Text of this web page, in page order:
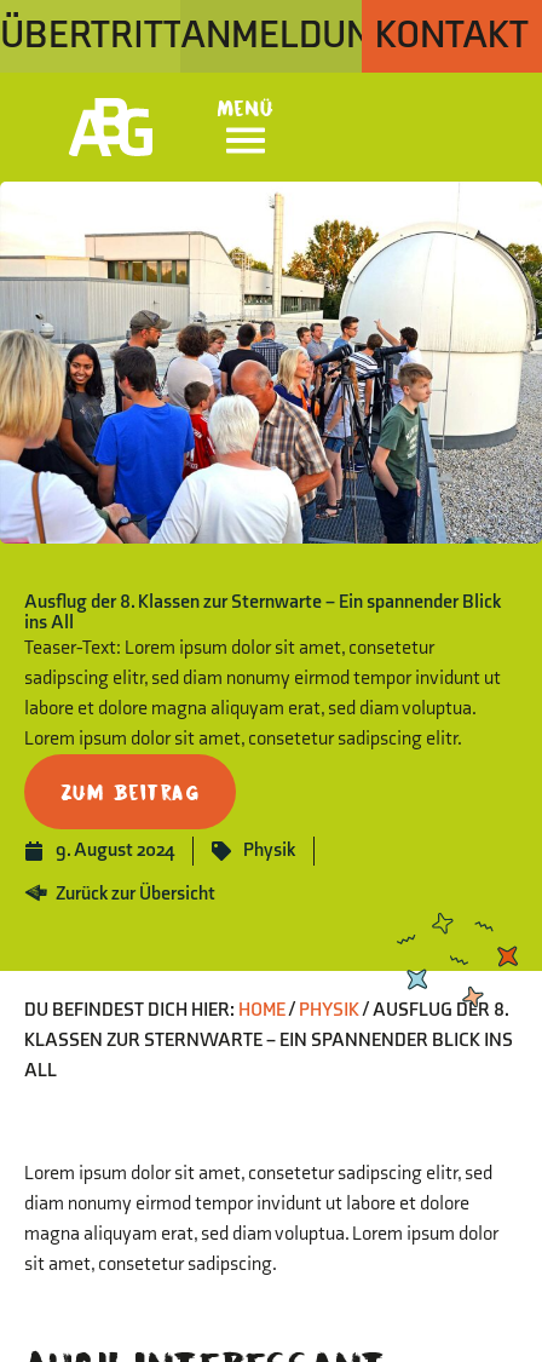
ÜBERTRITTANMELDUNGKONTAKT
Menü
Ausflug der 8. Klassen zur Sternwarte – Ein spannender Blick
ins All
Teaser-Text: Lorem ipsum dolor sit amet, consetetur
sadipscing elitr, sed diam nonumy eirmod tempor invidunt ut
labore et dolore magna aliquyam erat, sed diam voluptua.
Lorem ipsum dolor sit amet, consetetur sadipscing elitr.
Zum Beitrag
9. August 2024
Physik
Zurück zur Übersicht
DU BEFINDEST DICH HIER: HOME/ PHYSIK/AUSFLUG DER 8.
KLASSEN ZUR STERNWARTE – EIN SPANNENDER BLICK INS
ALL
Lorem ipsum dolor sit amet, consetetur sadipscing elitr, sed
diam nonumy eirmod tempor invidunt ut labore et dolore
magna aliquyam erat, sed diam voluptua. Lorem ipsum dolor
sit amet, consetetur sadipscing.